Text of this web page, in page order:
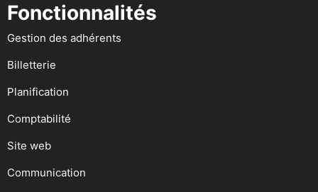
Fonctionnalités
Gestion des adhérents
Billetterie
Planification
Comptabilité
Site web
Communication